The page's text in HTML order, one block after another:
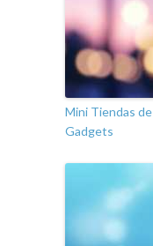
Mini Tiendas de
Gadgets